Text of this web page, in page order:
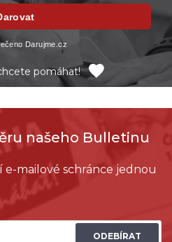
pomáhat!
našeho Bulletinu
mailové schránce jednou
ODEBÍRAT